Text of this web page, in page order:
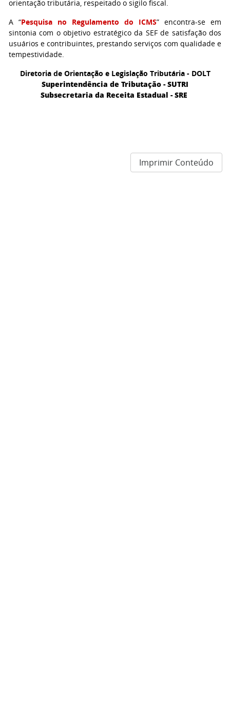
orientação tributária, respeitado o sigilo fiscal.
A “Pesquisa no Regulamento do ICMS” encontra-se em
sintonia com o objetivo estratégico da SEF de satisfação dos
usuários e contribuintes, prestando serviços com qualidade e
tempestividade.
Diretoria de Orientação e Legislação Tributária - DOLT
Superintendência de Tributação - SUTRI
Subsecretaria da Receita Estadual - SRE
Imprimir Conteúdo